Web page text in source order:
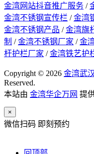
金湾网站抖音推广服务 /
金湾不锈钢宣传栏 /金湾
金湾不锈钢产品 /金湾旗
制 /金湾不锈钢厂家 /金
杆护栏厂家 /金湾铁艺护
Copyright © 2026 金湾武
Reserved.
本站由 金湾华企万网 提
×
微信扫码 即刻预约